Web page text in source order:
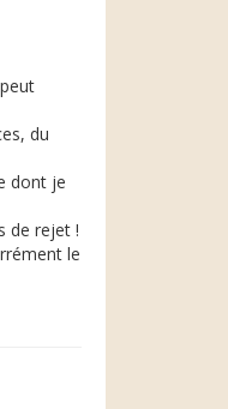
du
dont je
de rejet !
le